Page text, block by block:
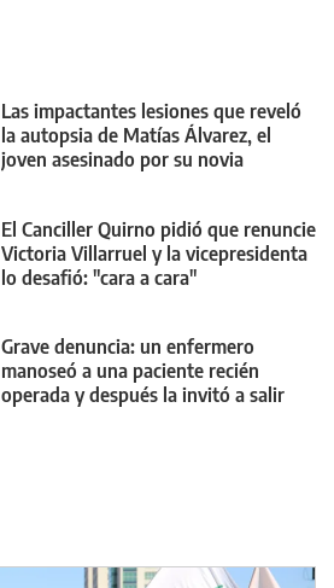
Las impactantes lesiones que reveló
la autopsia de Matías Álvarez, el
joven asesinado por su novia
El Canciller Quirno pidió que renuncie
Victoria Villarruel y la vicepresidenta
lo desafió: "cara a cara"
Grave denuncia: un enfermero
manoseó a una paciente recién
operada y después la invitó a salir